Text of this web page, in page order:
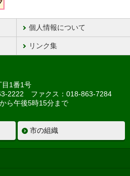
個人情報について
リンク集
1番1号
2222 ファクス：018-863-7284
ら午後5時15分まで
市の組織